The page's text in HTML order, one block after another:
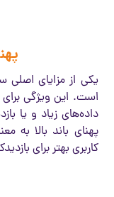
یکی از مزایای اصلی
است. این ویژگی برای
داده‌های زیاد و یا
پهنای باند بالا به
کاربری بهتر برای